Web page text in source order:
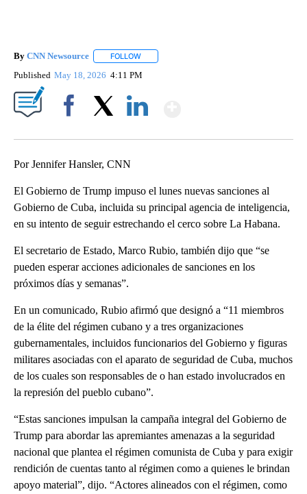
By CNN Newsource FOLLOW
Published May 18, 2026 4:11 PM
Por Jennifer Hansler, CNN
El Gobierno de Trump impuso el lunes nuevas sanciones al
Gobierno de Cuba, incluida su principal agencia de inteligencia,
en su intento de seguir estrechando el cerco sobre La Habana.
El secretario de Estado, Marco Rubio, también dijo que “se
pueden esperar acciones adicionales de sanciones en los
próximos días y semanas”.
En un comunicado, Rubio afirmó que designó a “11 miembros
de la élite del régimen cubano y a tres organizaciones
gubernamentales, incluidos funcionarios del Gobierno y figuras
militares asociadas con el aparato de seguridad de Cuba, muchos
de los cuales son responsables de o han estado involucrados en
la represión del pueblo cubano”.
“Estas sanciones impulsan la campaña integral del Gobierno de
Trump para abordar las apremiantes amenazas a la seguridad
nacional que plantea el régimen comunista de Cuba y para exigir
rendición de cuentas tanto al régimen como a quienes le brindan
apoyo material”, dijo. “Actores alineados con el régimen, como